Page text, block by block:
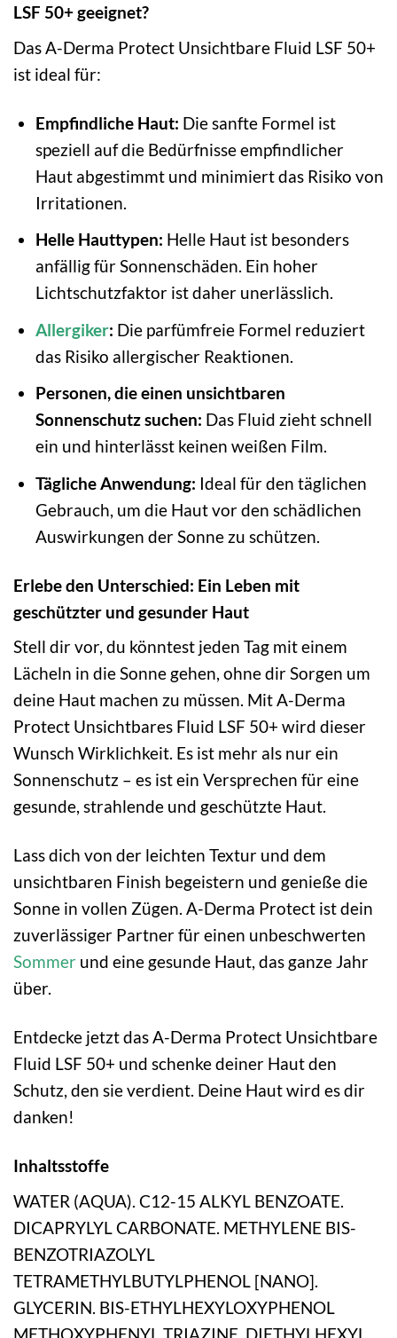
LSF 50+ geeignet?
Das A-Derma Protect Unsichtbare Fluid LSF 50+
ist ideal für:
Empfindliche Haut: Die sanfte Formel ist
speziell auf die Bedürfnisse empfindlicher
Haut abgestimmt und minimiert das Risiko von
Irritationen.
Helle Hauttypen: Helle Haut ist besonders
anfällig für Sonnenschäden. Ein hoher
Lichtschutzfaktor ist daher unerlässlich.
Allergiker: Die parfümfreie Formel reduziert
das Risiko allergischer Reaktionen.
Personen, die einen unsichtbaren
Sonnenschutz suchen: Das Fluid zieht schnell
ein und hinterlässt keinen weißen Film.
Tägliche Anwendung: Ideal für den täglichen
Gebrauch, um die Haut vor den schädlichen
Auswirkungen der Sonne zu schützen.
Erlebe den Unterschied: Ein Leben mit
geschützter und gesunder Haut
Stell dir vor, du könntest jeden Tag mit einem
Lächeln in die Sonne gehen, ohne dir Sorgen um
deine Haut machen zu müssen. Mit A-Derma
Protect Unsichtbares Fluid LSF 50+ wird dieser
Wunsch Wirklichkeit. Es ist mehr als nur ein
Sonnenschutz – es ist ein Versprechen für eine
gesunde, strahlende und geschützte Haut.
Lass dich von der leichten Textur und dem
unsichtbaren Finish begeistern und genieße die
Sonne in vollen Zügen. A-Derma Protect ist dein
zuverlässiger Partner für einen unbeschwerten
Sommer und eine gesunde Haut, das ganze Jahr
über.
Entdecke jetzt das A-Derma Protect Unsichtbare
Fluid LSF 50+ und schenke deiner Haut den
Schutz, den sie verdient. Deine Haut wird es dir
danken!
Inhaltsstoffe
WATER (AQUA). C12-15 ALKYL BENZOATE.
DICAPRYLYL CARBONATE. METHYLENE BIS-
BENZOTRIAZOLYL
TETRAMETHYLBUTYLPHENOL [NANO].
GLYCERIN. BIS-ETHYLHEXYLOXYPHENOL
METHOXYPHENYL TRIAZINE. DIETHYLHEXYL